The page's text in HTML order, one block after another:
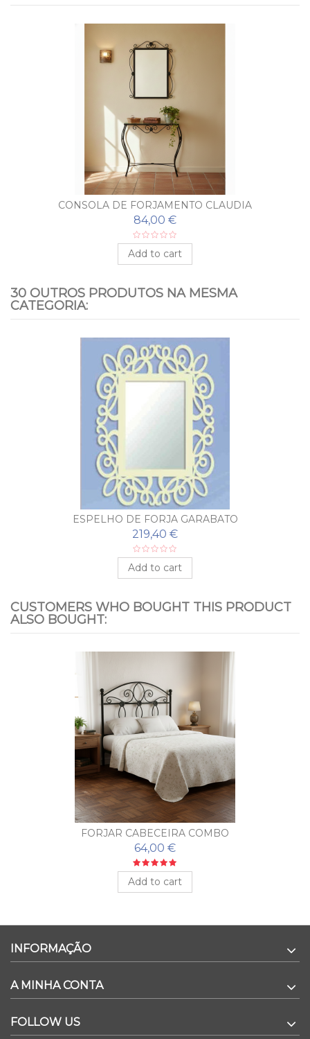
CONSOLA DE FORJAMENTO CLAUDIA
84,00 €
Add to cart
30 OUTROS PRODUTOS NA MESMA
CATEGORIA:
ESPELHO DE FORJA GARABATO
219,40 €
Add to cart
CUSTOMERS WHO BOUGHT THIS PRODUCT
ALSO BOUGHT:
FORJAR CABECEIRA COMBO
64,00 €
Add to cart
INFORMAÇÃO
A MINHA CONTA
FOLLOW US